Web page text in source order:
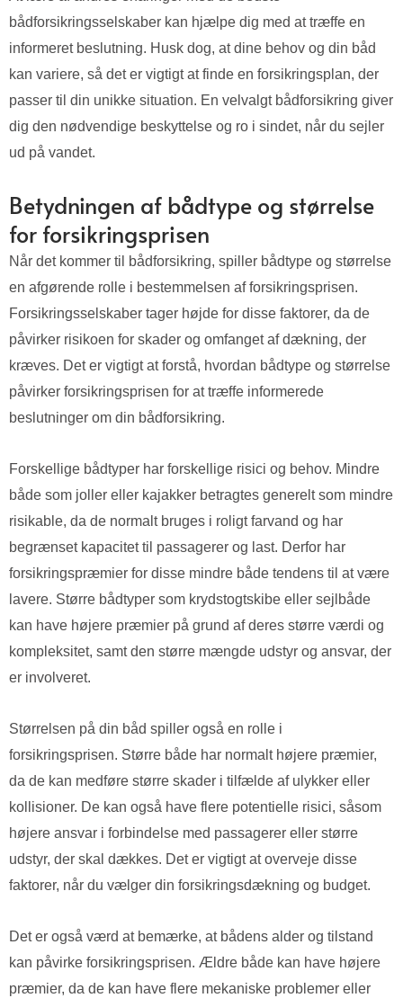
bådforsikringsselskaber kan hjælpe dig med at træffe en
informeret beslutning. Husk dog, at dine behov og din båd
kan variere, så det er vigtigt at finde en forsikringsplan, der
passer til din unikke situation. En velvalgt bådforsikring giver
dig den nødvendige beskyttelse og ro i sindet, når du sejler
ud på vandet.
Betydningen af bådtype og størrelse
for forsikringsprisen
Når det kommer til bådforsikring, spiller bådtype og størrelse
en afgørende rolle i bestemmelsen af forsikringsprisen.
Forsikringsselskaber tager højde for disse faktorer, da de
påvirker risikoen for skader og omfanget af dækning, der
kræves. Det er vigtigt at forstå, hvordan bådtype og størrelse
påvirker forsikringsprisen for at træffe informerede
beslutninger om din bådforsikring.
Forskellige bådtyper har forskellige risici og behov. Mindre
både som joller eller kajakker betragtes generelt som mindre
risikable, da de normalt bruges i roligt farvand og har
begrænset kapacitet til passagerer og last. Derfor har
forsikringspræmier for disse mindre både tendens til at være
lavere. Større bådtyper som krydstogtskibe eller sejlbåde
kan have højere præmier på grund af deres større værdi og
kompleksitet, samt den større mængde udstyr og ansvar, der
er involveret.
Størrelsen på din båd spiller også en rolle i
forsikringsprisen. Større både har normalt højere præmier,
da de kan medføre større skader i tilfælde af ulykker eller
kollisioner. De kan også have flere potentielle risici, såsom
højere ansvar i forbindelse med passagerer eller større
udstyr, der skal dækkes. Det er vigtigt at overveje disse
faktorer, når du vælger din forsikringsdækning og budget.
Det er også værd at bemærke, at bådens alder og tilstand
kan påvirke forsikringsprisen. Ældre både kan have højere
præmier, da de kan have flere mekaniske problemer eller